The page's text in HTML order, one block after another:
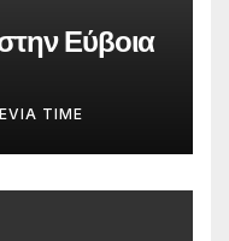
Εύβοια
EVIA TIME